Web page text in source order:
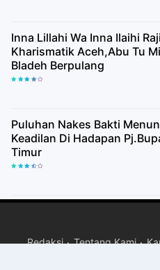
Inna Lillahi Wa Inna Ilaihi
Kharismatik Aceh,Abu Tu
Bladeh Berpulang
Puluhan Nakes Bakti
Keadilan Di Hadapan
Timur
Redaksi Tentang Kami